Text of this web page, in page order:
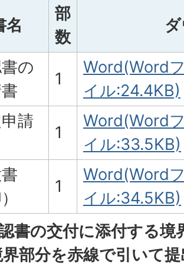
名
部
数
の
1
Word(Word
イル:24.4KB)
請
1
Word(Word
イル:33.5KB)
1
Word(Word
イル:34.5KB)
書の交付に添付する境
界部分を赤線で引いて